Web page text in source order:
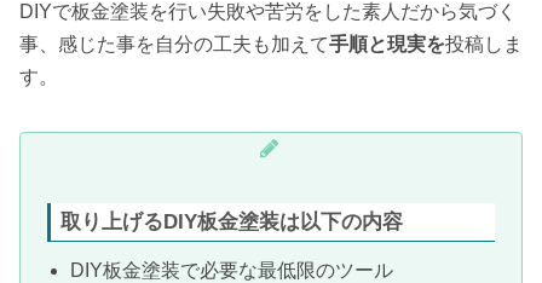
DIYで板金塗装を行い失敗や苦労をした素人だから気づく
事、感じた事を自分の工夫も加えて手順と現実を投稿しま
す。
取り上げるDIY板金塗装は以下の内容
DIY板金塗装で必要な最低限のツール